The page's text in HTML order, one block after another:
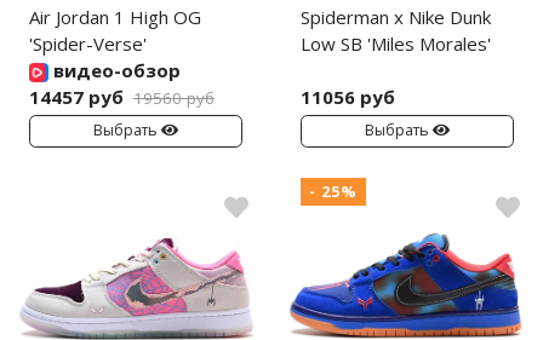
Air Jordan 1 High OG
'Spider-Verse'
видео-обзор
14457 руб 19560 руб
Выбрать
Spiderman x Nike Dunk
Low SB 'Miles Morales'
11056 руб
Выбрать
- 25%